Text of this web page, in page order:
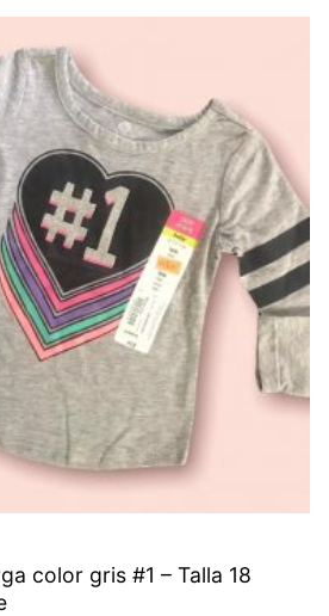
color gris #1 – Talla 18